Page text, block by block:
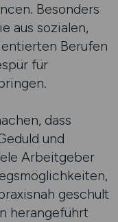
Besonders
aus sozialen,
Berufen
für
dass
und
Arbeitgeber
geschult
herangeführt